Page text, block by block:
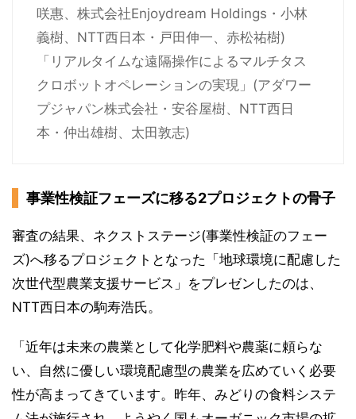
咲惠、株式会社Enjoydream Holdings・小林
義樹、NTT西日本・戸田伸一、赤松祐樹)
「リアルタイムな遠隔操作によるマルチタス
クロボットオペレーションの実現」(アダワー
プジャパン株式会社・安谷屋樹、NTT西日
本・仲出雄樹、太田敦志)
事業性検証フェーズに移る2プロジェクトの骨子
審査の結果、ネクストステージ(事業性検証のフェー
ズ)へ移るプロジェクトとなった「地球環境に配慮した
次世代型農業支援サービス」をプレゼンしたのは、
NTT西日本の駒寿浩氏。
「近年は未来の農業として化学肥料や農薬に頼らな
い、自然に優しい環境配慮型の農業を広めていく必要
性が高まってきています。昨年、みどりの食料システ